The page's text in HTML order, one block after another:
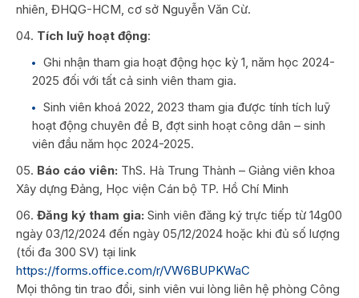
nhiên, ĐHQG-HCM, cơ sở Nguyễn Văn Cừ.
Tích luỹ hoạt động:
Ghi nhận tham gia hoạt động học kỳ 1, năm học 2024-
2025 đối với tất cả sinh viên tham gia.
Sinh viên khoá 2022, 2023 tham gia được tính tích luỹ
hoạt động chuyên đề B, đợt sinh hoạt công dân – sinh
viên đầu năm học 2024-2025.
Báo cáo viên: ThS. Hà Trung Thành – Giảng viên khoa
Xây dựng Đảng, Học viện Cán bộ TP. Hồ Chí Minh
Đăng ký tham gia: Sinh viên đăng ký trực tiếp từ 14g00
ngày 03/12/2024 đến ngày 05/12/2024 hoặc khi đủ số lượng
(tối đa 300 SV) tại link
https://forms.office.com/r/VW6BUPKWaC
Mọi thông tin trao đổi, sinh viên vui lòng liên hệ phòng Công